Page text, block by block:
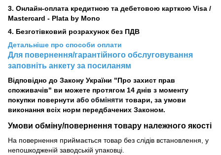
3. Онлайн-оплата кредитною та дебетовою карткою Visa /
Mastercard - Plata by Mono
4. Безготівковий розрахунок без ПДВ
Детальніше про способи оплати
Для повернення/гарантійного обслуговування
заповніть анкету за посиланям
Відповідно до Закону України "Про захист прав
споживачів" ви можете протягом 14 днів з моменту
покупки повернути або обміняти товари, за умови
виконання всіх норм передбачених Законом.
Умови обміну/повернення товару належного якості
На повернення приймається товар без слідів встановлення, у
непошкодженій заводській упаковці.